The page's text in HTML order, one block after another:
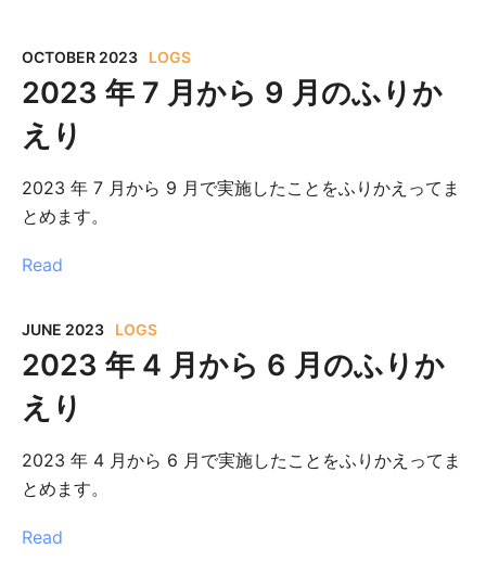
OCTOBER 2023 LOGS
2023 年 7 月から 9 月のふりか
えり
2023 年 7 月から 9 月で実施したことをふりかえってま
とめます。
Read
JUNE 2023 LOGS
2023 年 4 月から 6 月のふりか
えり
2023 年 4 月から 6 月で実施したことをふりかえってま
とめます。
Read